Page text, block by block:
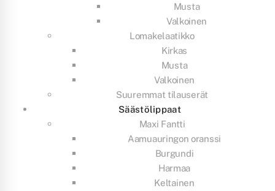
Musta
Valkoinen
Lomakelaatikko
Kirkas
Musta
Valkoinen
Suuremmat tilauserät
Säästölippaat
Maxi Fantti
Aamuauringon oranssi
Burgundi
Harmaa
Keltainen